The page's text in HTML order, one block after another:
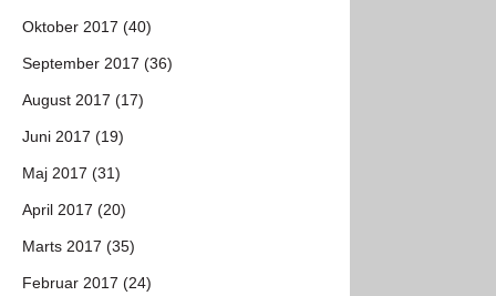
Oktober 2017 (40)
September 2017 (36)
August 2017 (17)
Juni 2017 (19)
Maj 2017 (31)
April 2017 (20)
Marts 2017 (35)
Februar 2017 (24)